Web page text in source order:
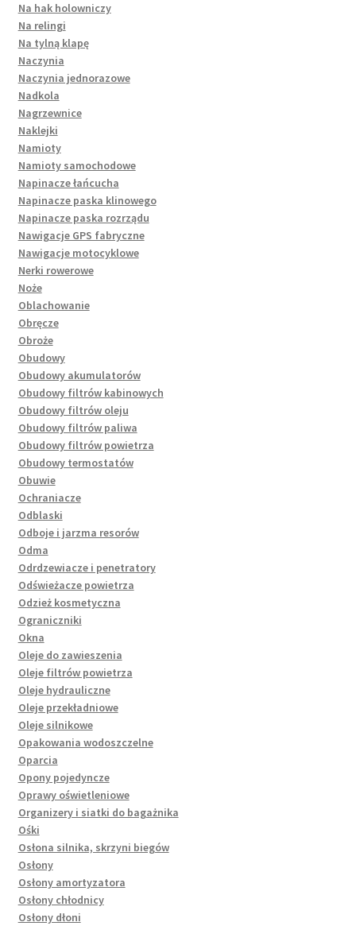
Na hak holowniczy
Na relingi
Na tylną klapę
Naczynia
Naczynia jednorazowe
Nadkola
Nagrzewnice
Naklejki
Namioty
Namioty samochodowe
Napinacze łańcucha
Napinacze paska klinowego
Napinacze paska rozrządu
Nawigacje GPS fabryczne
Nawigacje motocyklowe
Nerki rowerowe
Noże
Oblachowanie
Obręcze
Obroże
Obudowy
Obudowy akumulatorów
Obudowy filtrów kabinowych
Obudowy filtrów oleju
Obudowy filtrów paliwa
Obudowy filtrów powietrza
Obudowy termostatów
Obuwie
Ochraniacze
Odblaski
Odboje i jarzma resorów
Odma
Odrdzewiacze i penetratory
Odświeżacze powietrza
Odzież kosmetyczna
Ograniczniki
Okna
Oleje do zawieszenia
Oleje filtrów powietrza
Oleje hydrauliczne
Oleje przekładniowe
Oleje silnikowe
Opakowania wodoszczelne
Oparcia
Opony pojedyncze
Oprawy oświetleniowe
Organizery i siatki do bagażnika
Ośki
Osłona silnika, skrzyni biegów
Osłony
Osłony amortyzatora
Osłony chłodnicy
Osłony dłoni